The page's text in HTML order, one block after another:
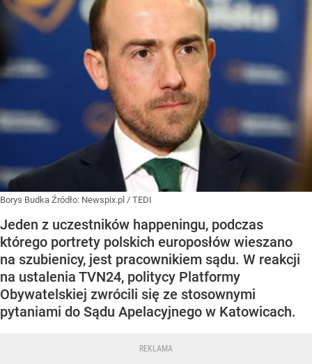
Borys Budka Źródło: Newspix.pl / TEDI
Jeden z uczestników happeningu, podczas
którego portrety polskich europosłów wieszano
na szubienicy, jest pracownikiem sądu. W reakcji
na ustalenia TVN24, politycy Platformy
Obywatelskiej zwrócili się ze stosownymi
pytaniami do Sądu Apelacyjnego w Katowicach.